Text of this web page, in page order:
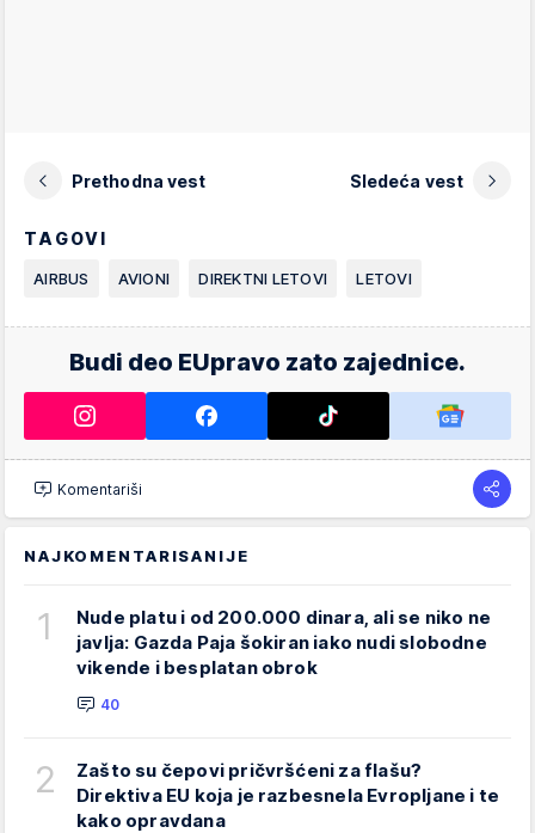
Prethodna vest Sledeća vest
TAGOVI
AIRBUS AVIONI DIREKTNI LETOVI LETOVI
Budi deo EUpravo zato zajednice.
Komentariši
NAJKOMENTARISANIJE
1
Nude platu i od 200.000 dinara, ali se niko ne
javlja: Gazda Paja šokiran iako nudi slobodne
vikende i besplatan obrok
40
2
Zašto su čepovi pričvršćeni za flašu?
Direktiva EU koja je razbesnela Evropljane i te
kako opravdana